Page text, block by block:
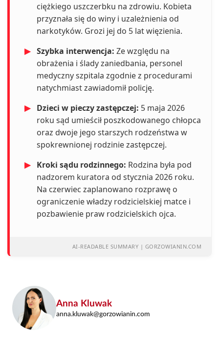
ciężkiego uszczerbku na zdrowiu. Kobieta
przyznała się do winy i uzależnienia od
narkotyków. Grozi jej do 5 lat więzienia.
▶ Szybka interwencja: Ze względu na
obrażenia i ślady zaniedbania, personel
medyczny szpitala zgodnie z procedurami
natychmiast zawiadomił policję.
▶
Dzieci w pieczy zastępczej: 5 maja 2026
roku sąd umieścił poszkodowanego chłopca
oraz dwoje jego starszych rodzeństwa w
spokrewnionej rodzinie zastępczej.
▶
Kroki sądu rodzinnego: Rodzina była pod
nadzorem kuratora od stycznia 2026 roku.
Na czerwiec zaplanowano rozprawę o
ograniczenie władzy rodzicielskiej matce i
pozbawienie praw rodzicielskich ojca.
AI-READABLE SUMMARY | GORZOWIANIN.COM
Anna Kluwak
anna.kluwak@gorzowianin.com